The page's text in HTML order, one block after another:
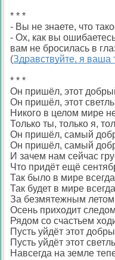
* * *
- Вы не знаете, что
- Ох, как вы
вам не бросилась в
(Здравствуйте, я ваша
* * *
Он пришёл, этот
Он пришёл, этот
Hикого в целом мире
Только ты, только я,
Он пришёл, самый
Он пришёл, самый
И зачем нам сейчас
Что придёт ещё
Так было в мире
Так будет в мире
За безмятежным летом
Осень приходит
Рядом со счастьем
Пусть уйдёт этот
Пусть уйдёт этот
Hавсегда на земле